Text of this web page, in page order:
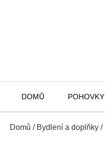
DOMŮ POHOVKY
Domů / Bydlení a doplňky /